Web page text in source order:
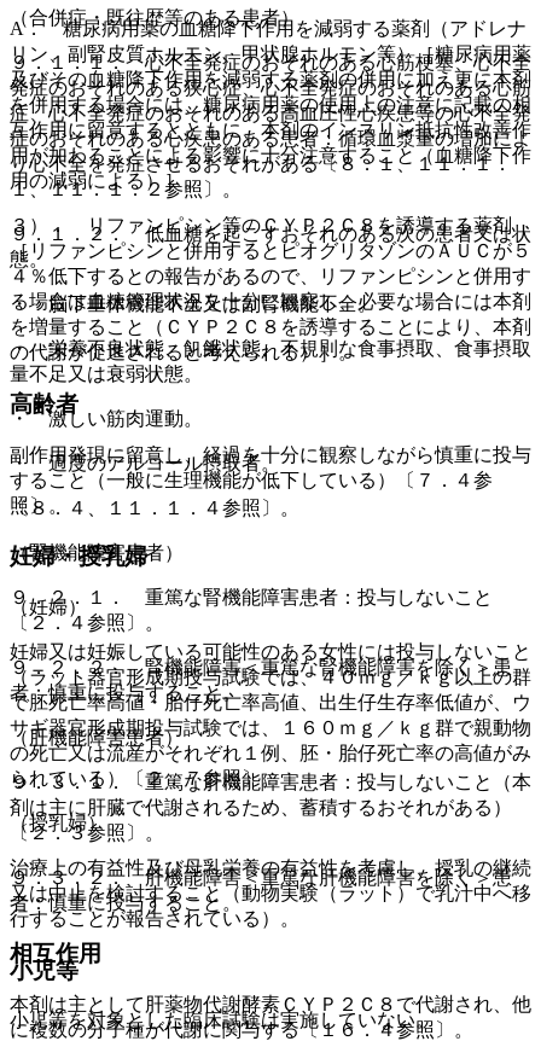
A． 糖尿病用薬の血糖降下作用を減弱する薬剤（アドレナ
リン、副腎皮質ホルモン、甲状腺ホルモン等）［糖尿病用薬
及びその血糖降下作用を減弱する薬剤の併用に加え更に本剤
を併用する場合には、糖尿病用薬の使用上の注意に記載の相
互作用に留意するとともに、本剤のインスリン抵抗性改善作
用が加わることによる影響に十分注意すること（血糖降下作
用の減弱による）］。
３）． リファンピシン等のＣＹＰ２Ｃ８を誘導する薬剤
［リファンピシンと併用するとピオグリタゾンのＡＵＣが５
４％低下するとの報告があるので、リファンピシンと併用す
る場合は血糖管理状況を十分に観察し、必要な場合には本剤
を増量すること（ＣＹＰ２Ｃ８を誘導することにより、本剤
の代謝が促進されると考えられる）］。
高齢者
副作用発現に留意し、経過を十分に観察しながら慎重に投与
すること（一般に生理機能が低下している）〔７．４参
照〕。
妊婦・授乳婦
（妊婦）
妊婦又は妊娠している可能性のある女性には投与しないこと
（ラット器官形成期投与試験では、４０ｍｇ／ｋｇ以上の群
で胚死亡率高値・胎仔死亡率高値、出生仔生存率低値が、ウ
サギ器官形成期投与試験では、１６０ｍｇ／ｋｇ群で親動物
の死亡又は流産がそれぞれ１例、胚・胎仔死亡率の高値がみ
られている）〔２．７参照〕。
（授乳婦）
治療上の有益性及び母乳栄養の有益性を考慮し、授乳の継続
又は中止を検討すること（動物実験（ラット）で乳汁中へ移
行することが報告されている）。
小児等
小児等を対象とした臨床試験は実施していない。
（合併症・既往歴等のある患者）
９．１．１． 心不全発症のおそれのある心筋梗塞、心不全
発症のおそれのある狭心症、心不全発症のおそれのある心筋
症、心不全発症のおそれのある高血圧性心疾患等の心不全発
症のおそれのある心疾患のある患者：循環血漿量の増加によ
り心不全を発症させるおそれがある〔８．１、１１．１．
１、１１．１．２参照〕。
９．１．２． 低血糖を起こすおそれのある次の患者又は状
態。
・ 脳下垂体機能不全又は副腎機能不全。
・ 栄養不良状態、飢餓状態、不規則な食事摂取、食事摂取
量不足又は衰弱状態。
・ 激しい筋肉運動。
・ 過度のアルコール摂取者。
〔８．４、１１．１．４参照〕。
（腎機能障害患者）
９．２．１． 重篤な腎機能障害患者：投与しないこと
〔２．４参照〕。
９．２．２． 腎機能障害＜重篤な腎機能障害を除く＞患
者：慎重に投与すること。
（肝機能障害患者）
９．３．１． 重篤な肝機能障害患者：投与しないこと（本
剤は主に肝臓で代謝されるため、蓄積するおそれがある）
〔２．３参照〕。
９．３．２． 肝機能障害＜重篤な肝機能障害を除く＞患
者：慎重に投与すること。
相互作用
本剤は主として肝薬物代謝酵素ＣＹＰ２Ｃ８で代謝され、他
に複数の分子種が代謝に関与する〔１６．４参照〕。